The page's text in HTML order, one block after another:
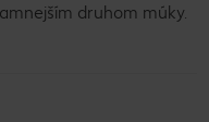
druhom múky.